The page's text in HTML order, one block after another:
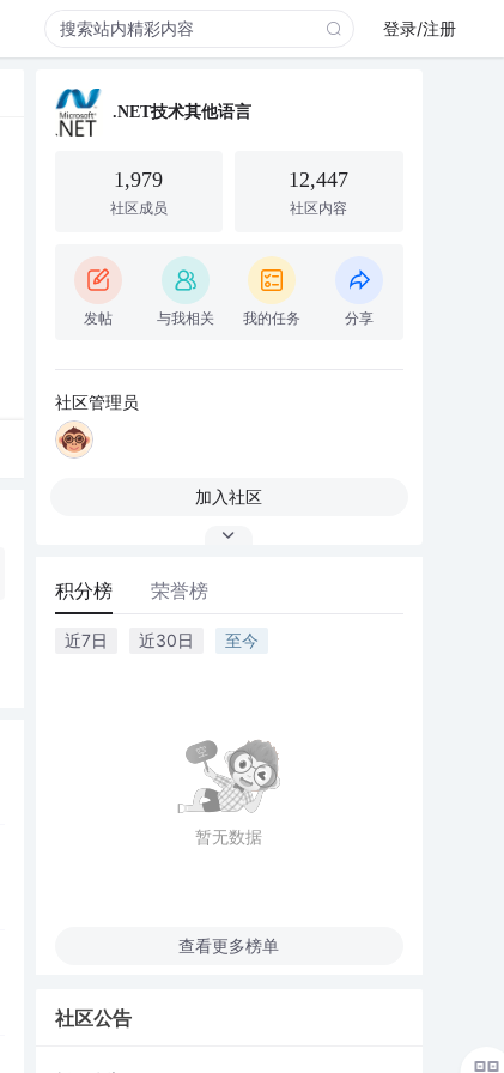
登录/注册
.NET技术其他语言
1,979
社区成员
12,447
社区内容
发帖 与我相关 我的任务 分享
社区管理员
加入社区
积分榜 荣誉榜
近7日 近30日 至今
暂无数据
查看更多榜单
社区公告